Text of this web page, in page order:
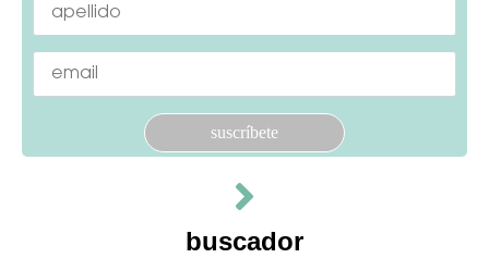
Por favor, deja este campo vacío.
buscador